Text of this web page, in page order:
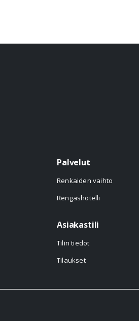
Palvelut
Renkaiden vaihto
Rengashotelli
Asiakastili
Tilin tiedot
Tilaukset